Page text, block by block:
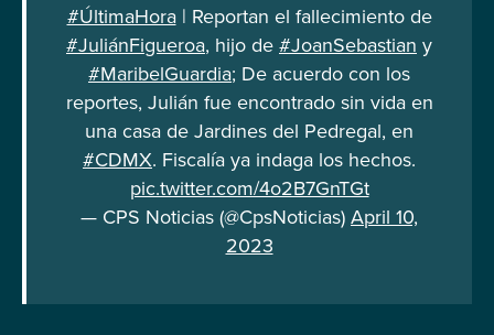
#ÚltimaHora| Reportan el fallecimiento de
#JuliánFigueroa, hijo de#JoanSebastian y
#MaribelGuardia; De acuerdo con los
reportes, Julián fue encontrado sin vida en
una casa de Jardines del Pedregal, en
#CDMX. Fiscalía ya indaga los hechos.
pic.twitter.com/4o2B7GnTGt
— CPS Noticias (@CpsNoticias)April 10,
2023